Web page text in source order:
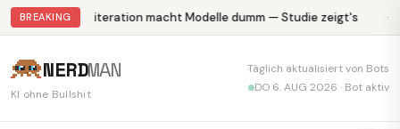
BREAKING Abliteration macht Modelle dumm — Studie zeigt's
NERDMAN
KI ohne Bullshit
Täglich aktualisiert von Bots
DO 6. AUG 2026 · Bot aktiv